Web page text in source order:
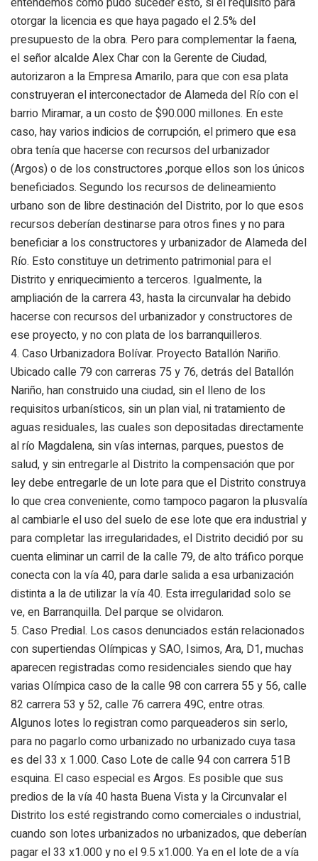
otorgar la licencia es que haya pagado el 2.5% del
presupuesto de la obra. Pero para complementar la faena,
el señor alcalde Alex Char con la Gerente de Ciudad,
autorizaron a la Empresa Amarilo, para que con esa plata
construyeran el interconectador de Alameda del Río con el
barrio Miramar, a un costo de $90.000 millones. En este
caso, hay varios indicios de corrupción, el primero que esa
obra tenía que hacerse con recursos del urbanizador
(Argos) o de los constructores ,porque ellos son los únicos
beneficiados. Segundo los recursos de delineamiento
urbano son de libre destinación del Distrito, por lo que esos
recursos deberían destinarse para otros fines y no para
beneficiar a los constructores y urbanizador de Alameda del
Río. Esto constituye un detrimento patrimonial para el
Distrito y enriquecimiento a terceros. Igualmente, la
ampliación de la carrera 43, hasta la circunvalar ha debido
hacerse con recursos del urbanizador y constructores de
ese proyecto, y no con plata de los barranquilleros.
4. Caso Urbanizadora Bolívar. Proyecto Batallón Nariño.
Ubicado calle 79 con carreras 75 y 76, detrás del Batallón
Nariño, han construido una ciudad, sin el lleno de los
requisitos urbanísticos, sin un plan vial, ni tratamiento de
aguas residuales, las cuales son depositadas directamente
al río Magdalena, sin vías internas, parques, puestos de
salud, y sin entregarle al Distrito la compensación que por
ley debe entregarle de un lote para que el Distrito construya
lo que crea conveniente, como tampoco pagaron la plusvalía
al cambiarle el uso del suelo de ese lote que era industrial y
para completar las irregularidades, el Distrito decidió por su
cuenta eliminar un carril de la calle 79, de alto tráfico porque
conecta con la vía 40, para darle salida a esa urbanización
distinta a la de utilizar la vía 40. Esta irregularidad solo se
ve, en Barranquilla. Del parque se olvidaron.
5. Caso Predial. Los casos denunciados están relacionados
con supertiendas Olímpicas y SAO, Isimos, Ara, D1, muchas
aparecen registradas como residenciales siendo que hay
varias Olímpica caso de la calle 98 con carrera 55 y 56, calle
82 carrera 53 y 52, calle 76 carrera 49C, entre otras.
Algunos lotes lo registran como parqueaderos sin serlo,
para no pagarlo como urbanizado no urbanizado cuya tasa
es del 33 x 1.000. Caso Lote de calle 94 con carrera 51B
esquina. El caso especial es Argos. Es posible que sus
predios de la vía 40 hasta Buena Vista y la Circunvalar el
Distrito los esté registrando como comerciales o industrial,
cuando son lotes urbanizados no urbanizados, que deberían
pagar el 33 x1.000 y no el 9.5 x1.000. Ya en el lote de a vía